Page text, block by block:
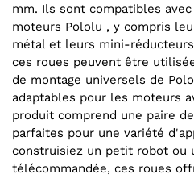
mm. Ils sont compatibles
moteurs Pololu , y compris
métal et leurs mini-
ces roues peuvent être
de montage universels de
adaptables pour les moteurs
produit comprend une paire
parfaites pour une variété
construisiez un petit robot ou
télécommandée, ces roues